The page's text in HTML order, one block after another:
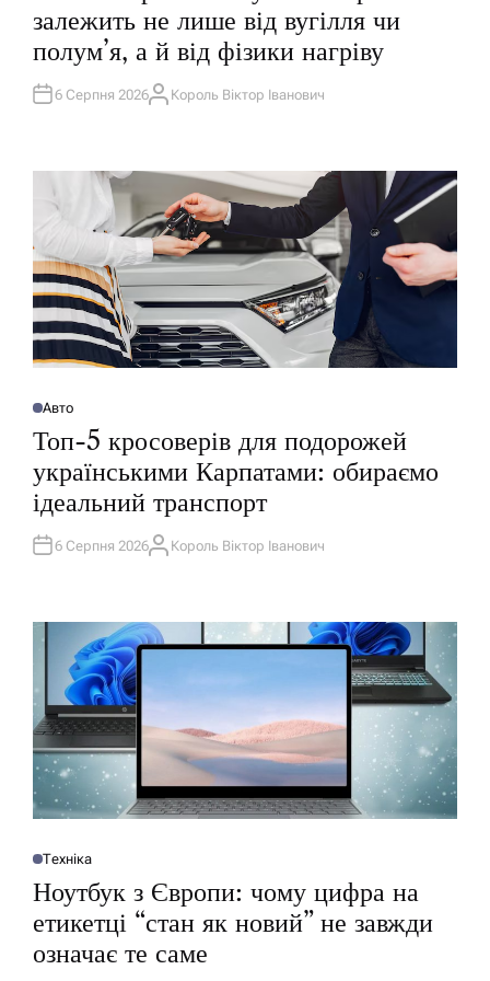
Л
І
К
У
А
Т
залежить не лише від вугілля чи
полум’я, а й від фізики нагріву
6 Серпня 2026А
Король Віктор Іванович
О
У
Л
І
К
У
А
Т
Авто
Топ-5 кросоверів для подорожей
українськими Карпатами: обираємо
ідеальний транспорт
6 Серпня 2026А
Король Віктор Іванович
О
Л
К
У
Техніка
Ноутбук з Європи: чому цифра на
етикетці “стан як новий” не завжди
означає те саме